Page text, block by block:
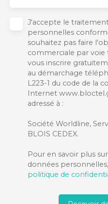
J'accepte le
personnelles
souhaitez pas faire
commerciale par voie
vous inscrire
au démarchage
L223-1 du code de la
Internet
adressé à :
Société Worldline,
BLOIS CEDEX.
Pour en savoir plus
données
politique de